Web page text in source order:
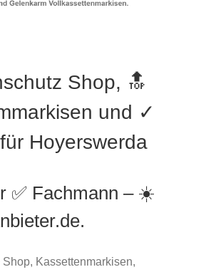
Shop, 🔝
und ✓
Hoyerswerda
✅ Fachmann – ☀️
Kassettenmarkisen,